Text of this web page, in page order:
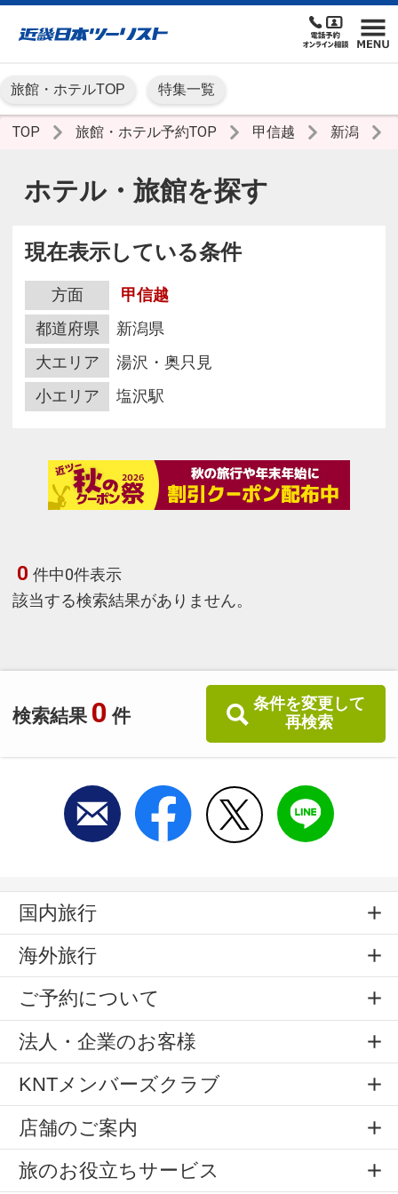
旅館・ホテルTOP 特集一覧
TOP 旅館・ホテル予約TOP 甲信越 新潟
ホテル・旅館を探す
現在表示している条件
方面
甲信越
都道府県
新潟県
大エリア
湯沢・奥只見
小エリア
塩沢駅
検索結果 0 件
条件を変更して
再検索
0 件中0件表示
該当する検索結果がありません。
国内旅行
海外旅行
ご予約について
法人・企業のお客様
KNTメンバーズクラブ
店舗のご案内
旅のお役立ちサービス